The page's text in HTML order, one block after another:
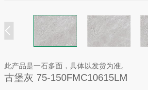
此产品是一石多面，具体以发货为准。
古堡灰 75-150FMC10615LM